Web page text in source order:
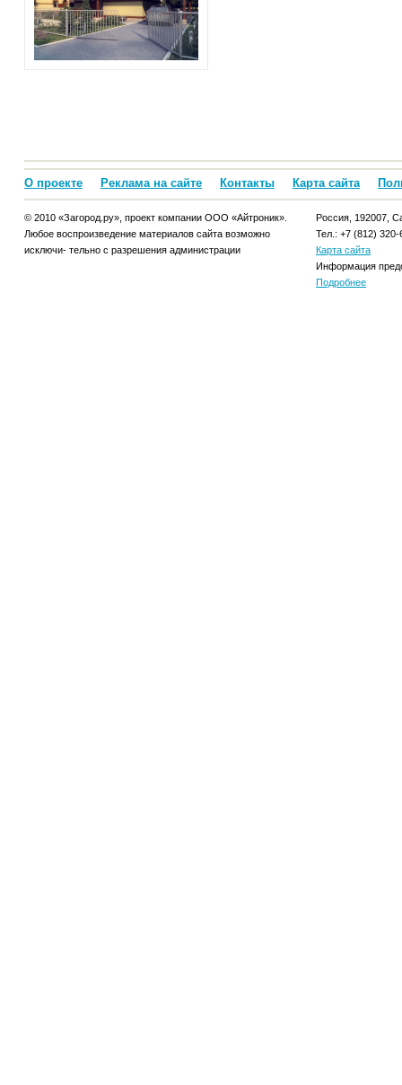
О проекте Реклама на сайте Контакты Карта сайта
© 2010 «Загород.ру», проект компании ООО «Айтроник».
Любое воспроизведение материалов сайта возможно
исключи- тельно с разрешения администрации
Россия, 192007,
Тел.: +7 (812) 320-
Карта сайта
Информация
Подробнее